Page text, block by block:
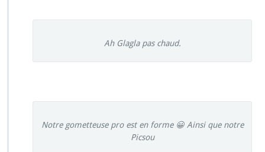
Ah Glagla pas chaud.
Notre gometteuse pro est en forme 😀 Ainsi que notre
Picsou